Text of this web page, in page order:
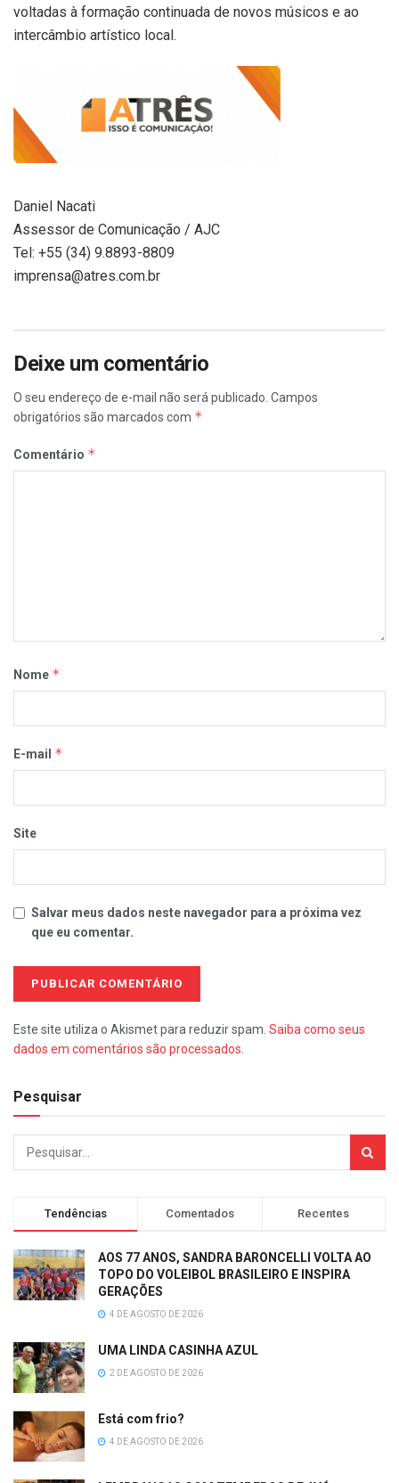
voltadas à formação continuada de novos músicos e ao
intercâmbio artístico local.
Daniel Nacati
Assessor de Comunicação / AJC
Tel: +55 (34) 9.8893-8809
imprensa@atres.com.br
Deixe um comentário
O seu endereço de e-mail não será publicado. Campos
obrigatórios são marcados com *
Comentário *
Nome *
E-mail *
Site
Salvar meus dados neste navegador para a próxima vez
que eu comentar.
Este site utiliza o Akismet para reduzir spam. Saiba como seus
dados em comentários são processados
Pesquisar
Tendências Comentados Recentes
AOS 77 ANOS, SANDRA BARONCELLI VOLTA AO
TOPO DO VOLEIBOL BRASILEIRO E INSPIRA
GERAÇÕES
4 DE AGOSTO DE 2026
UMA LINDA CASINHA AZUL
2 DE AGOSTO DE 2026
Está com frio?
4 DE AGOSTO DE 2026